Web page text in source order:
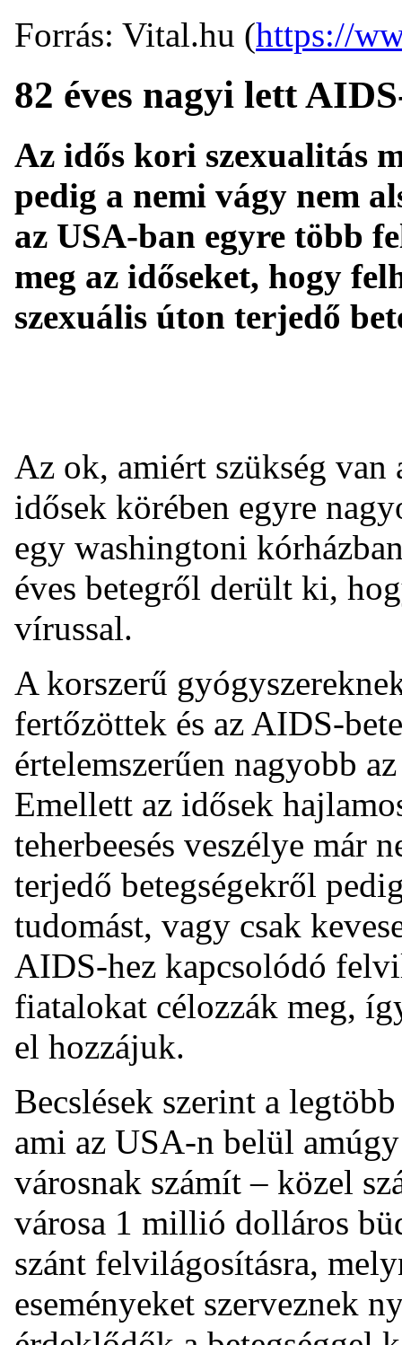
Forrás: Vital.hu (https://
82 éves nagyi lett
Az idős kori szexualitás
pedig a nemi vágy nem
az USA-ban egyre több
meg az időseket, hogy
szexuális úton terjedő
Az ok, amiért szükség
idősek körében egyre
egy washingtoni
éves betegről derült ki,
vírussal.
A korszerű
fertőzöttek és az AIDS-
értelemszerűen nagyobb
Emellett az idősek
teherbeesés veszélye már
terjedő betegségekről
tudomást, vagy csak
AIDS-hez kapcsolódó
fiatalokat célozzák meg,
el hozzájuk.
Becslések szerint a
ami az USA-n belül
városnak számít – közel
városa 1 millió dolláros
szánt felvilágosításra,
eseményeket szerveznek